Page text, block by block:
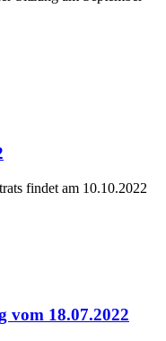
findet am 10.10.2022
vom 18.07.2022